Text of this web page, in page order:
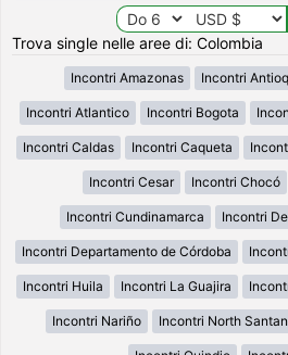
Trova single nelle aree di: Colombia
Incontri Amazonas Incontri
Incontri Atlantico Incontri Bogota
Incontri Caldas Incontri Caqueta
Incontri Cesar Incontri Chocó
Incontri Cundinamarca Incontri
Incontri Departamento de Córdoba
Incontri Huila Incontri La Guajira
Incontri Nariño Incontri North